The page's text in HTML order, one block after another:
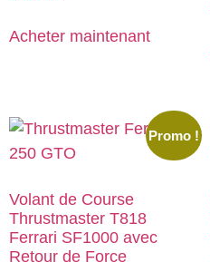
Acheter maintenant
Promo !
Volant de Course
Thrustmaster T818
Ferrari SF1000 avec
Retour de Force